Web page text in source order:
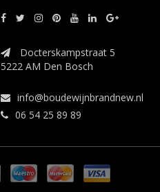
Docterskampstraat 5
5222 AM Den Bosch
info@boudewijnbrandnew.nl
06 54 25 89 89